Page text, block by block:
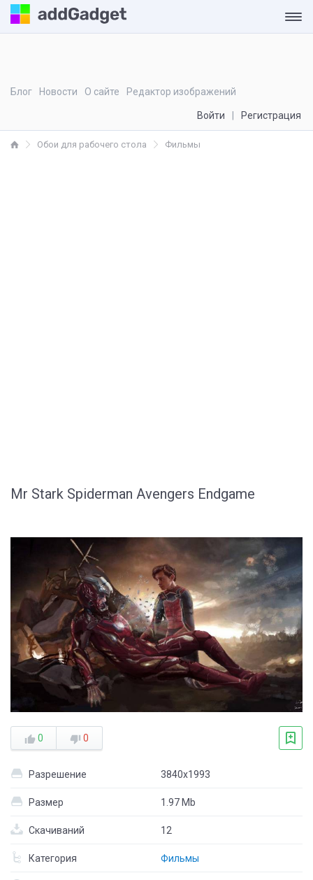
Блог Новости О сайте Редактор изображений
Войти Регистрация
Обои для рабочего стола Фильмы
Mr Stark Spiderman Avengers Endgame
0 0
Разрешение 3840x1993
Размер 1.97 Mb
Скачиваний 12
Категория Фильмы